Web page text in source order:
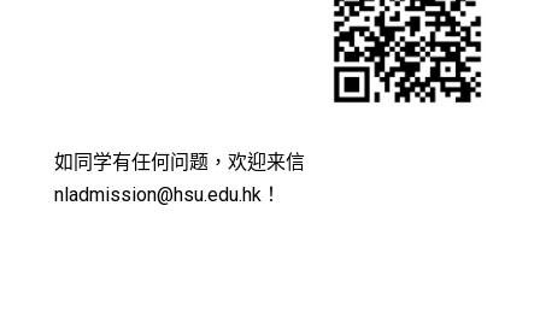
如同学有任何问题，欢迎来信
nladmission@hsu.edu.hk！